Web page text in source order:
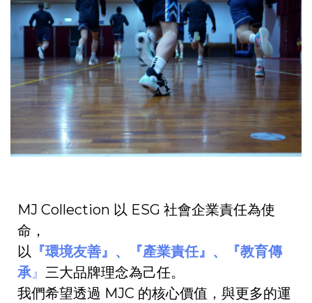
MJ Collection 以 ESG 社會企業責任為使
命，
以 『環境友善』、『產業責任』、『教育傳
承』 三大品牌理念為己任。
我們希望透過 MJC 的核心價值，與更多的運